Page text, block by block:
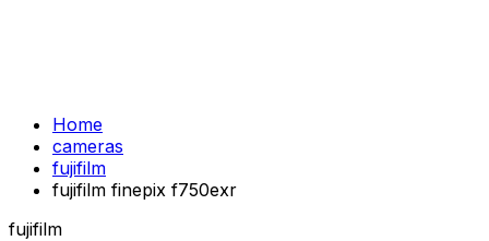
Home
cameras
fujifilm
fujifilm finepix f750exr
fujifilm